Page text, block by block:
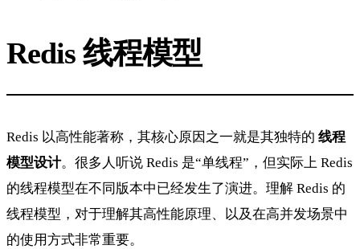
Redis 线程模型
Redis 以高性能著称，其核心原因之一就是其独特的 线程
模型设计。很多人听说 Redis 是“单线程”，但实际上 Redis
的线程模型在不同版本中已经发生了演进。理解 Redis 的
线程模型，对于理解其高性能原理、以及在高并发场景中
的使用方式非常重要。